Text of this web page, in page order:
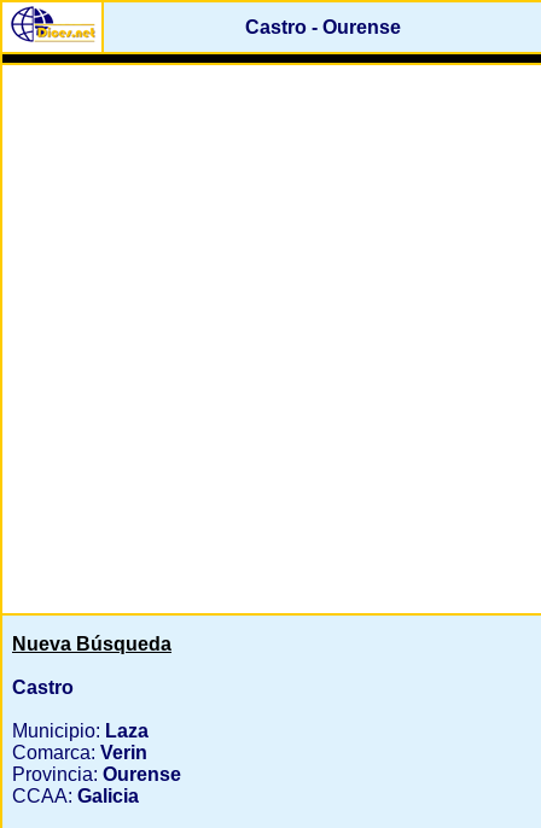
Castro - Ourense
Nueva Búsqueda
Castro
Municipio: Laza
Comarca: Verin
Provincia: Ourense
CCAA: Galicia